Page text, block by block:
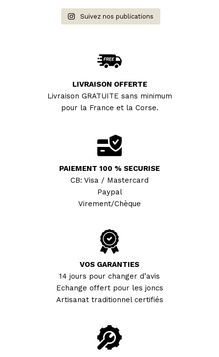
Suivez nos publications
LIVRAISON OFFERTE
Livraison GRATUITE sans minimum
pour la France et la Corse.
PAIEMENT 100 % SECURISE
CB: Visa / Mastercard
Paypal
Virement/Chèque
VOS GARANTIES
14 jours pour changer d’avis
Echange offert pour les joncs
Artisanat traditionnel certifiés